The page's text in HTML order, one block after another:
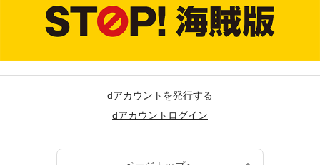
dアカウントを発行する
dアカウントログイン